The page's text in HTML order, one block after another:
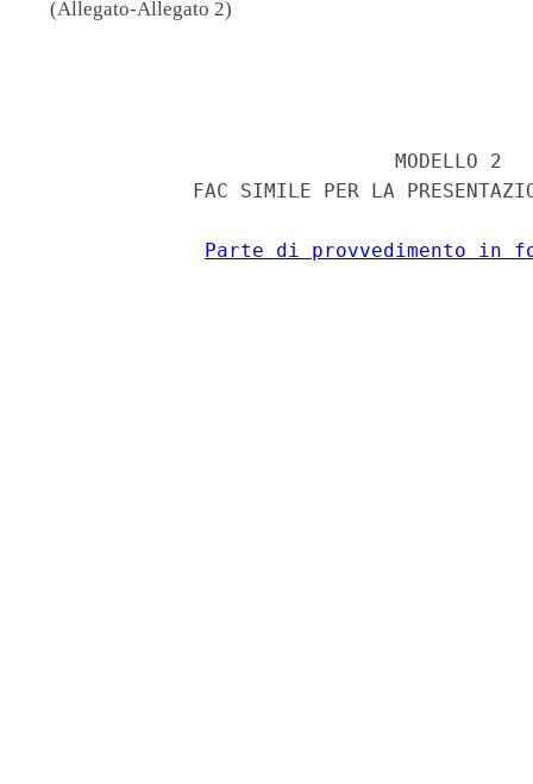
(Allegato-Allegato 2)
                              MODELLO 2
FAC SIMILE PER LA
Parte di provvedimento in